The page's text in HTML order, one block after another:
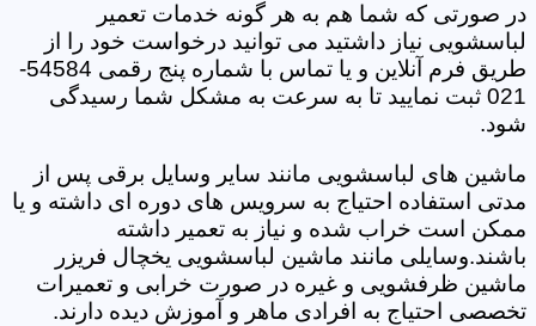
در صورتی که شما هم به هر گونه خدمات تعمیر
لباسشویی نیاز داشتید می توانید درخواست خود را از
طریق فرم آنلاین و یا تماس با شماره پنج رقمی 54584-
021 ثبت نمایید تا به سرعت به مشکل شما رسیدگی
شود.
ماشین های لباسشویی مانند سایر وسایل برقی پس از
مدتی استفاده احتیاج به سرویس های دوره ای داشته و یا
ممکن است خراب شده و نیاز به تعمیر داشته
باشند.وسایلی مانند ماشین لباسشویی یخچال فریزر
ماشین ظرفشویی و غیره در صورت خرابی و تعمیرات
تخصصی احتیاج به افرادی ماهر و آموزش دیده دارند.